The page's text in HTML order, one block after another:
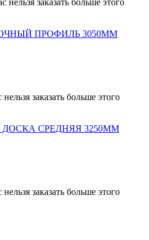
нельзя заказать больше этого
ПРОФИЛЬ 3050ММ
заказать больше этого
ДОСКА СРЕДНЯЯ 3250ММ
заказать больше этого